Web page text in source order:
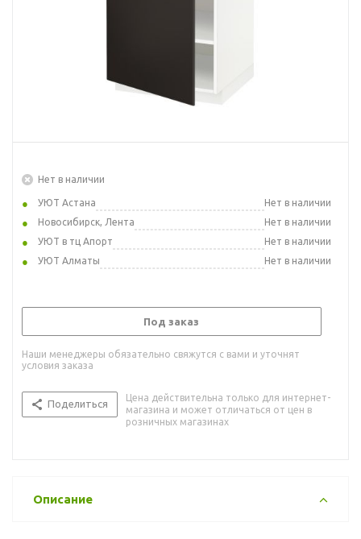
Нет в наличии
УЮТ Астана
Нет в наличии
Новосибирск, Лента
Нет в наличии
УЮТ в тц Апорт
Нет в наличии
УЮТ Алматы
Нет в наличии
Под заказ
Наши менеджеры обязательно свяжутся с вами и уточнят
условия заказа
Поделиться
Цена действительна только для интернет-
магазина и может отличаться от цен в
розничных магазинах
Описание